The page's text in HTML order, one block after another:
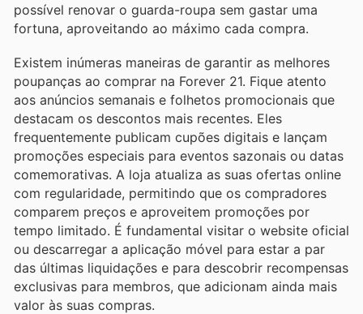
possível renovar o guarda-roupa sem gastar uma
fortuna, aproveitando ao máximo cada compra.
Existem inúmeras maneiras de garantir as melhores
poupanças ao comprar na Forever 21. Fique atento
aos anúncios semanais e folhetos promocionais que
destacam os descontos mais recentes. Eles
frequentemente publicam cupões digitais e lançam
promoções especiais para eventos sazonais ou datas
comemorativas. A loja atualiza as suas ofertas online
com regularidade, permitindo que os compradores
comparem preços e aproveitem promoções por
tempo limitado. É fundamental visitar o website oficial
ou descarregar a aplicação móvel para estar a par
das últimas liquidações e para descobrir recompensas
exclusivas para membros, que adicionam ainda mais
valor às suas compras.